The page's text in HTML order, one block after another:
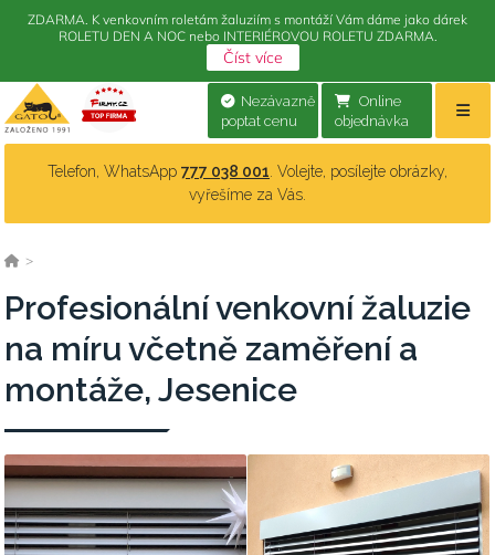
Online
objednávka
Nezávazně
poptat cenu
Telefon, WhatsApp 777 038 001 . Volejte, posílejte obrázky,
vyřešíme za Vás.
>
Profesionální venkovní žaluzie
na míru včetně zaměření a
montáže, Jesenice
ZDARMA. K venkovním roletám žaluziím s montáží Vám dáme jako dárek
ROLETU DEN A NOC nebo INTERIÉROVOU ROLETU ZDARMA.
Číst více